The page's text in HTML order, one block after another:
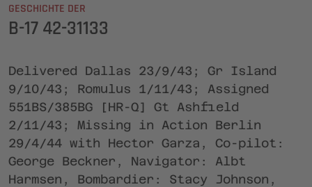
GESCHICHTE DER
B-17 42-31133
Delivered Dallas 23/9/43; Gr Island
9/10/43; Romulus 1/11/43; Assigned
551BS/385BG [HR-Q] Gt Ashfield
2/11/43; Missing in Action Berlin
29/4/44 with Hector Garza, Co-pilot:
George Beckner, Navigator: Albt
Harmsen, Bombardier: Stacy Johnson,